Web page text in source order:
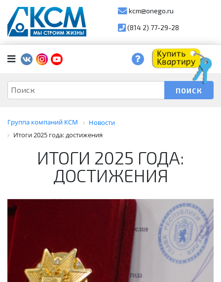
kcm@onego.ru
(814 2) 77-29-28
Группа компаний КСМ
Новости
Итоги 2025 года: достижения
ИТОГИ 2025 ГОДА:
ДОСТИЖЕНИЯ